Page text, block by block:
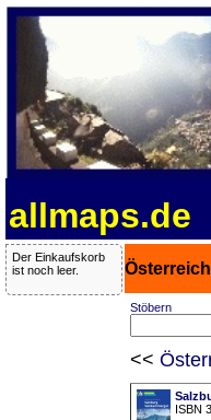
allmaps.de
Der Einkaufskorb
ist noch leer.
Stöbern
<<
ISBN